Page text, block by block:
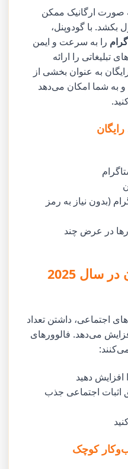
صورت ارگانیک ممکن
با گودوپنل،
را به سرعت و ایمن
تبلیغاتی را ارائه
به عنوان بخشی از
به شما امکان می‌دهد
(بدون نیاز به رمز
در عرض چند
چرا فالوورهای رایگان در سال 2025
اجتماعی، داشتن تعداد
افزایش می‌دهد. فالوورهای
دهید
اثبات اجتماعی جذب
کوچک